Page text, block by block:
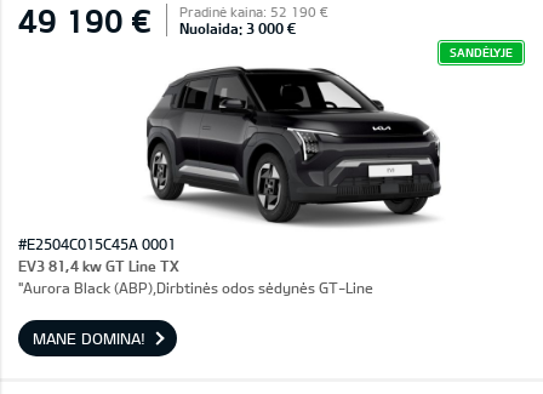
49 190 € Pradinė kaina: 52 190 €
Nuolaida: 3 000 €
SANDĖLYJE
#E2504C015C45A 0001
EV3 81,4 kw GT Line TX
"Aurora Black (ABP),Dirbtinės odos sėdynės GT-Line
MANE DOMINA!